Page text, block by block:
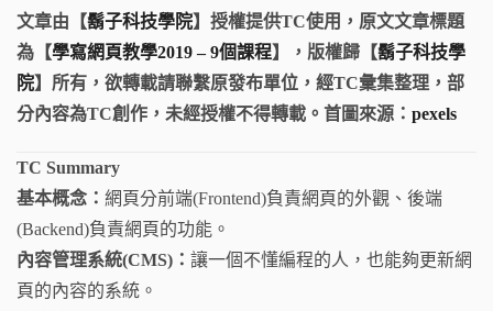
文章由【鬍子科技學院】授權提供TC使用，原文文章標題
為【學寫網頁教學2019 – 9個課程】，版權歸【鬍子科技學
院】所有，欲轉載請聯繫原發布單位，經TC彙集整理，部
分內容為TC創作，未經授權不得轉載。首圖來源： pexels
TC Summary
基本概念： 網頁分前端(Frontend)負責網頁的外觀、後端
(Backend)負責網頁的功能。
內容管理系統(CMS)： 讓一個不懂編程的人，也能夠更新網
頁的內容的系統。